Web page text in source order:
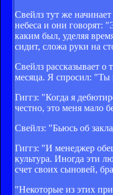
Свейлз тут же
небеса и они говорят:
каким был, уделяя
сидит, сложа руки на
Свейлз рассказывает о
месяца. Я спросил: "Ты
Гиггз: "Когда я
честно, это меня мало
Свейлз: "Бьюсь об
Гиггз: "И менеджер
культура. Иногда эти
счет своих сыновей,
"Некоторые из этих